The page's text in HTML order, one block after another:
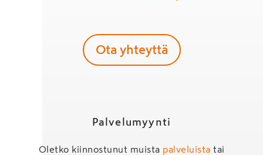
Ota yhteyttä
Palvelumyynti
Oletko kiinnostunut muista palveluista tai